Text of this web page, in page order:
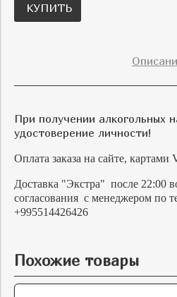
КУПИТЬ
При получении алкогольных
удостоверение личности!
Оплата заказа на сайте, картами
Доставка "Экстра" после 22:00
согласования с менеджером по
+995514426426
Похожие товары